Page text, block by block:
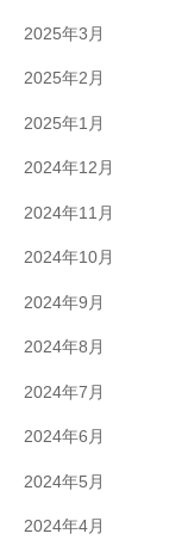
2025年3月
2025年2月
2025年1月
2024年12月
2024年11月
2024年10月
2024年9月
2024年8月
2024年7月
2024年6月
2024年5月
2024年4月